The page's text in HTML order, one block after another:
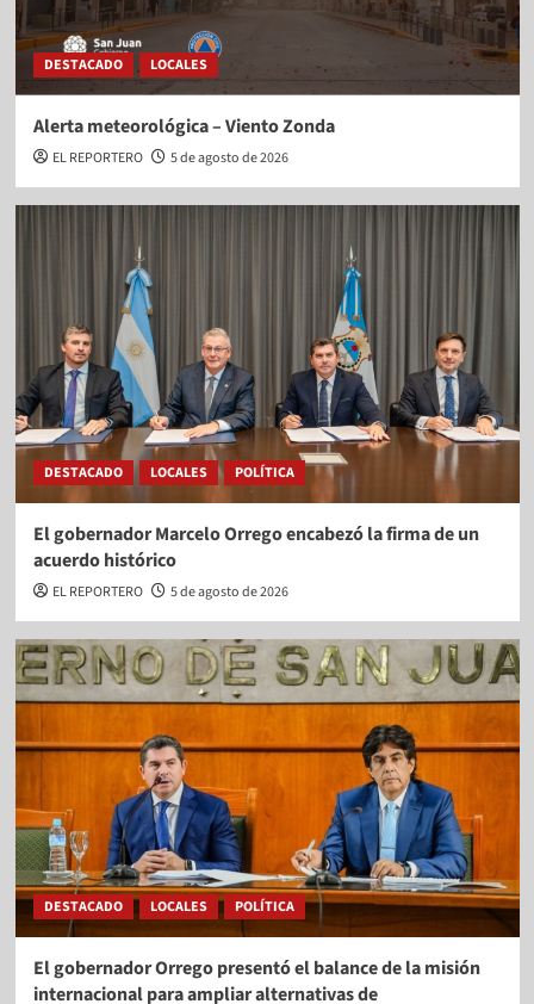
DESTACADO LOCALES
Alerta meteorológica – Viento Zonda
EL REPORTERO 5 de agosto de 2026
DESTACADO LOCALES POLÍTICA
El gobernador Marcelo Orrego encabezó la firma de un
acuerdo histórico
EL REPORTERO 5 de agosto de 2026
DESTACADO LOCALES POLÍTICA
El gobernador Orrego presentó el balance de la misión
internacional para ampliar alternativas de